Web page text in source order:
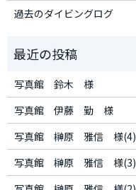
過去のダイビングログ
写真館 鈴木 様
写真館 伊藤 勤 様
写真館 榊原 雅信 様(4)
写真館 榊原 雅信 様(3)